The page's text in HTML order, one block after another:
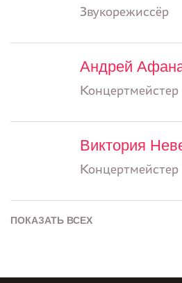
Звукорежиссёр
Андрей
Концертмейстер
Виктория
Концертмейстер
ПОКАЗАТЬ ВСЕХ